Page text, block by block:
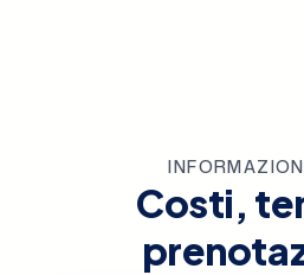
Costi,